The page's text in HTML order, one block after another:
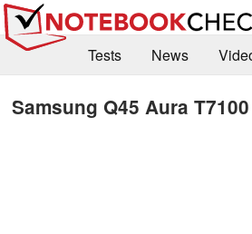
Tests News
Samsung Q45 Aura